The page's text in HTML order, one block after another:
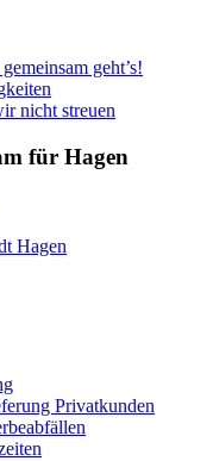
geht’s!
nicht streuen
für Hagen
Hagen
Privatkunden